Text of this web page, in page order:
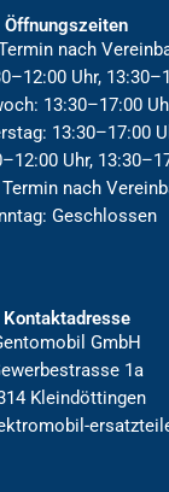
Öffnungszeiten
nach
Uhr,
13:30–17:00
13:30–17:00
Uhr,
nach
Geschlossen
Kontaktadresse
GmbH
1a
Kleindöttingen